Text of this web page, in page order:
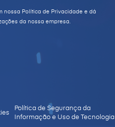
nossa Política de Privacidade e dá
da nossa empresa.
Política de Segurança da
Informação e Uso de Tecnologia